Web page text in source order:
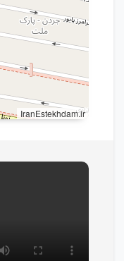
IranEstekhdam.ir